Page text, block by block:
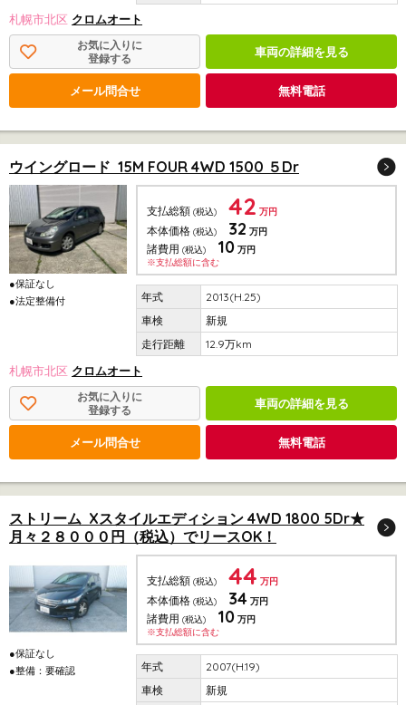
札幌市北区 クロムオート
お気に入りに
登録する
車両の詳細を見る
メール問合せ 無料電話
ウイングロード 15M FOUR 4WD 1500 ５Dr
●保証なし
●法定整備付
支払総額 (税込) 42 万円
本体価格 (税込) 32 万円
諸費用 (税込) 10 万円
※支払総額に含む
2013(H.25)
新規
12.9万km
札幌市北区 クロムオート
お気に入りに
登録する
車両の詳細を見る
メール問合せ 無料電話
ストリーム Xスタイルエディション 4WD 1800 5Dr★
月々２８０００円（税込）でリースOK！
●保証なし
●整備：要確認
支払総額 (税込) 44 万円
本体価格 (税込) 34 万円
諸費用 (税込) 10 万円
※支払総額に含む
2007(H.19)
新規